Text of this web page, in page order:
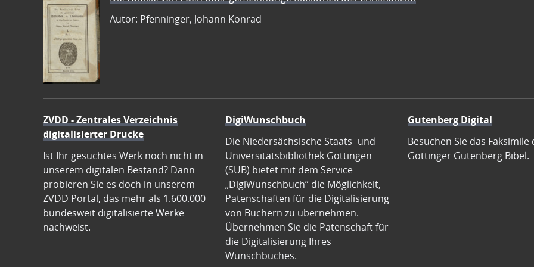
Autor: Pfenninger, Johann Konrad
ZVDD - Zentrales Verzeichnis
digitalisierter Drucke
Ist Ihr gesuchtes Werk noch nicht in
unserem digitalen Bestand? Dann
probieren Sie es doch in unserem
ZVDD Portal, das mehr als 1.600.000
bundesweit digitalisierte Werke
nachweist.
DigiWunschbuch
Die Niedersächsische Staats- und
Universitätsbibliothek Göttingen
(SUB) bietet mit dem Service
„DigiWunschbuch” die Möglichkeit,
Patenschaften für die Digitalisierung
von Büchern zu übernehmen.
Übernehmen Sie die Patenschaft für
die Digitalisierung Ihres
Wunschbuches.
Gutenberg Digital
Besuchen Sie das Faksimile
Göttinger Gutenberg Bibel.